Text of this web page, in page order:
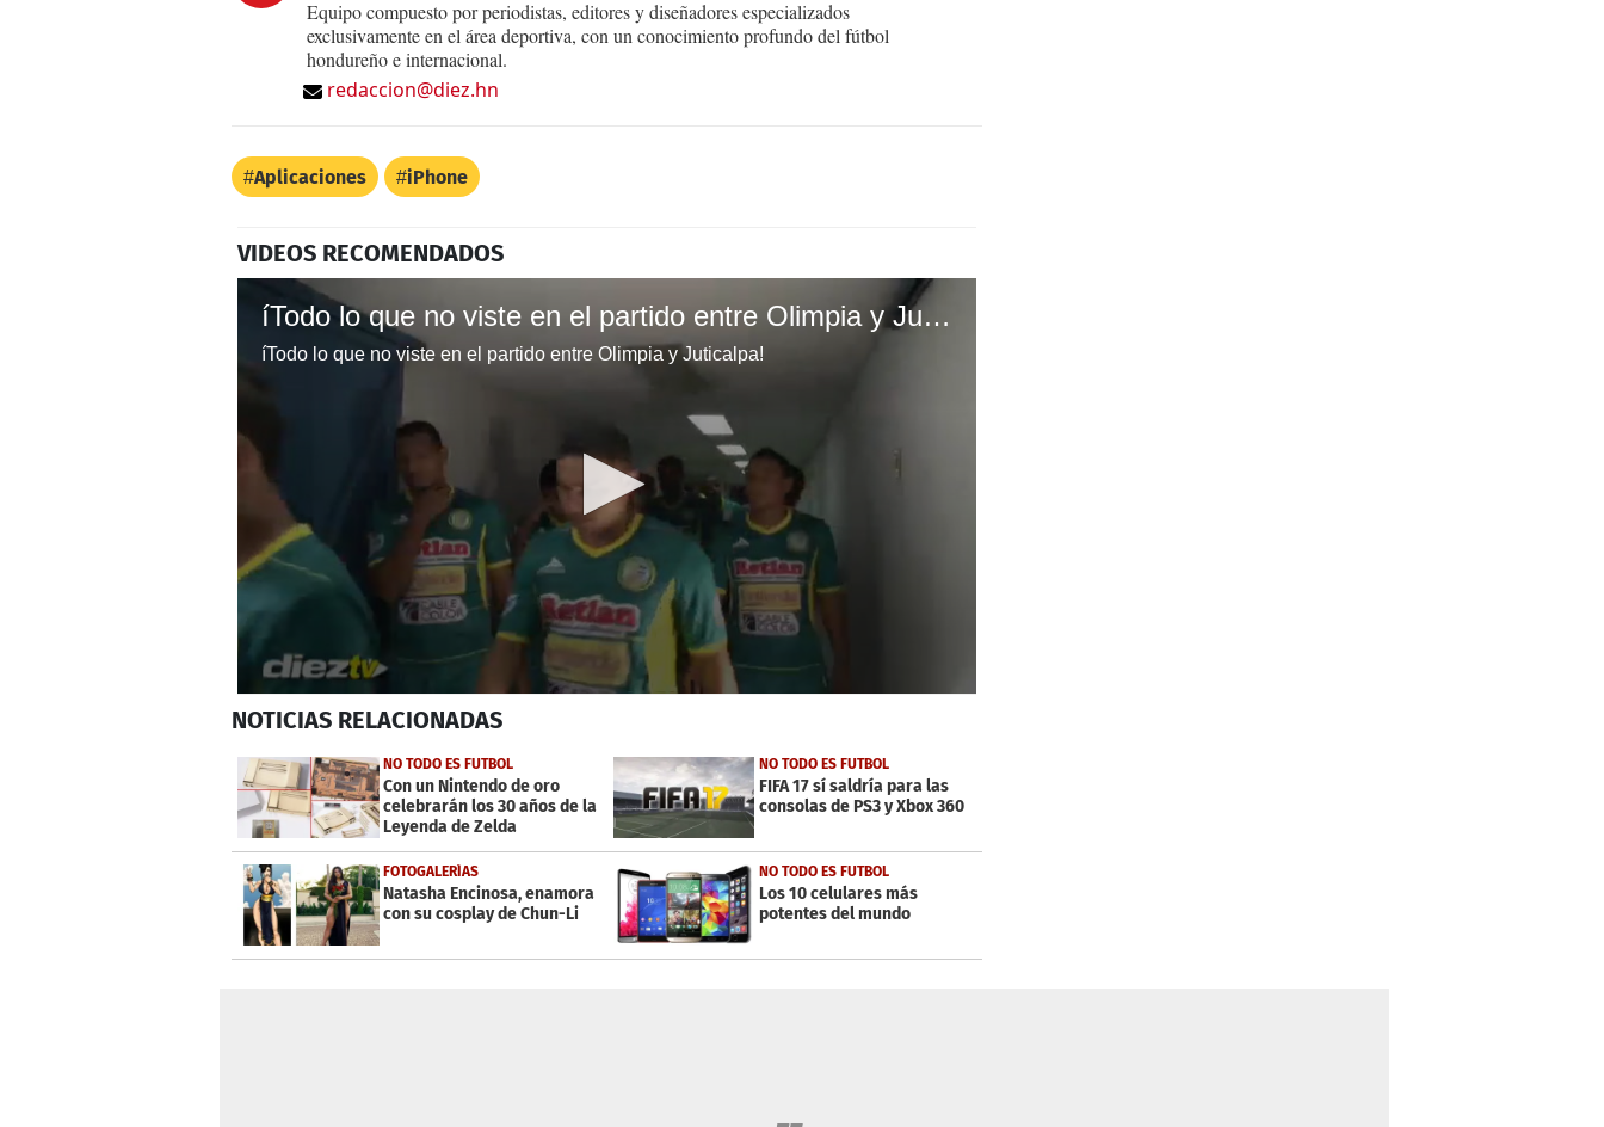
Equipo compuesto por periodistas, editores y diseñadores especializados
exclusivamente en el área deportiva, con un conocimiento profundo del fútbol
hondureño e internacional.
redaccion@diez.hn
Aplicaciones iPhone
VIDEOS RECOMENDADOS
íTodo lo que no viste en el partido entre Olimpia y Juticalpa!
íTodo lo que no viste en el partido entre Olimpia y Juticalpa!
seconds
33
secondsVolume
0%
NOTICIAS RELACIONADAS
NO TODO ES FUTBOL
Con un Nintendo de oro
celebrarán los 30 años de la
Leyenda de Zelda
NO TODO ES FUTBOL
FIFA 17 sí saldría para las
consolas de PS3 y Xbox 360
FOTOGALERÍAS
Natasha Encinosa, enamora
con su cosplay de Chun-Li
NO TODO ES FUTBOL
Los 10 celulares más
potentes del mundo